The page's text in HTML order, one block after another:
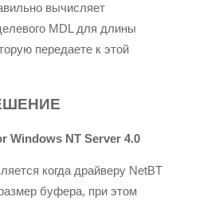
вычисляет
MDL для длины
передаете к этой
Windows NT Server 4.0
когда драйверу NetBT
буфера, при этом